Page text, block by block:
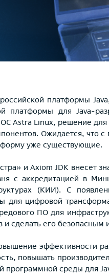
платформы Java
платформы для
Java-
Astra Linux, решение для
Ожидается,
уже существующие.
и Axiom JDK внесет
с аккредитацией в
(КИИ). С
для цифровой
ПО для
и сделать его
эффективности
повышать
программной среды для